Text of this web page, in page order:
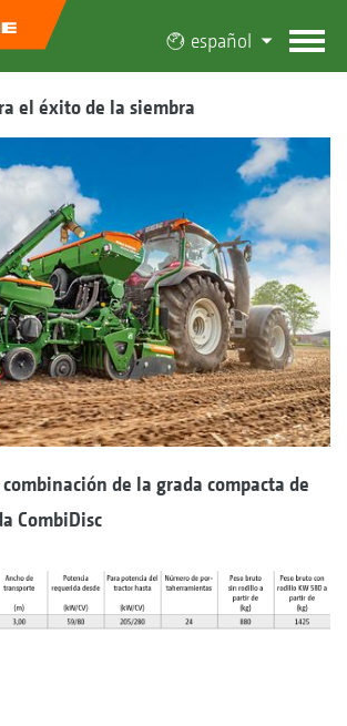
español
el éxito de la siembra
de la grada compacta de
CombiDisc